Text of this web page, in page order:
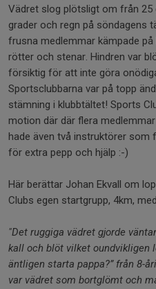
Vädret slog plötsligt om från 25
grader och regn på söndagens
frusna medlemmar kämpade
rötter och stenar. Hindren var
försiktig för att inte göra
Sportsclubbarna var på topp
stämning i klubbtältet! Sports
motion där där flera
hade även två instruktörer som
för extra pepp och hjälp :-)
Här berättar Johan Ekvall om
Clubs egen startgrupp, 4km,
"Det ruggiga vädret gjorde
kall och blöt vilket oundvikligen
äntligen starta pappa?” från 8-
var vädret som bortglömt och